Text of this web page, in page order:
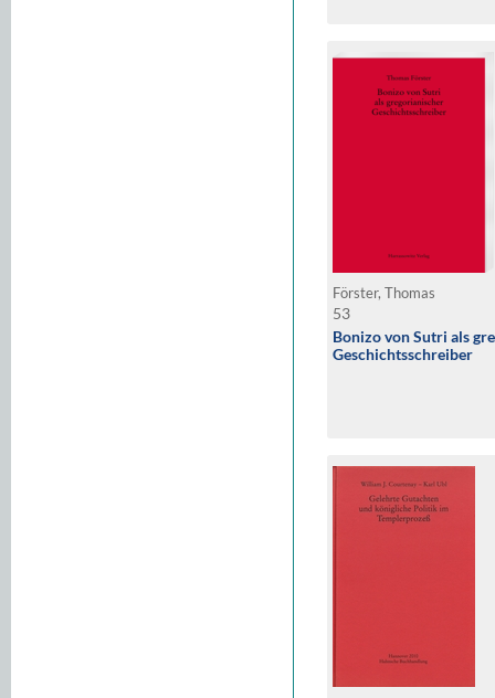
Förster, Thomas
53
Bonizo von Sutri als
Geschichtsschreiber